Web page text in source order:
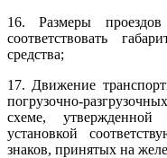
16. Размеры
соответствовать
средства;
17. Движение
погрузочно-
схеме, утвержденной
установкой
знаков, принятых на